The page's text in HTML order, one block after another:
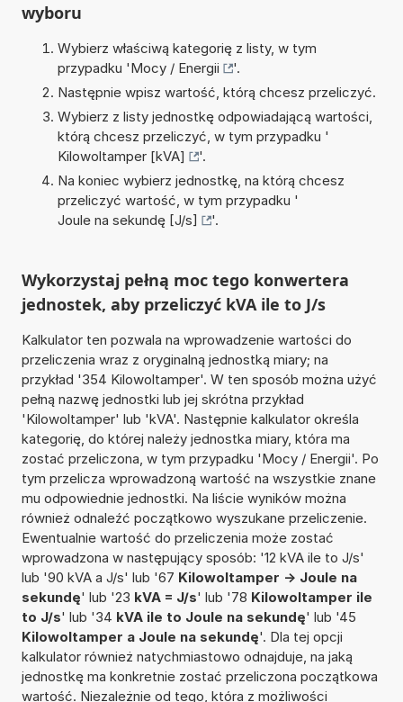
wyboru
Wybierz właściwą kategorię z listy, w tym
przypadku 'Mocy / Energii
'.
Następnie wpisz wartość, którą chcesz przeliczyć.
Wybierz z listy jednostkę odpowiadającą wartości,
którą chcesz przeliczyć, w tym przypadku '
Kilowoltamper [kVA]
'.
Na koniec wybierz jednostkę, na którą chcesz
przeliczyć wartość, w tym przypadku '
Joule na sekundę [J/s]
'.
Wykorzystaj pełną moc tego konwertera
jednostek, aby przeliczyć kVA ile to J/s
Kalkulator ten pozwala na wprowadzenie wartości do
przeliczenia wraz z oryginalną jednostką miary; na
przykład '354 Kilowoltamper'. W ten sposób można użyć
pełną nazwę jednostki lub jej skrótna przykład
'Kilowoltamper' lub 'kVA'. Następnie kalkulator określa
kategorię, do której należy jednostka miary, która ma
zostać przeliczona, w tym przypadku 'Mocy / Energii'. Po
tym przelicza wprowadzoną wartość na wszystkie znane
mu odpowiednie jednostki. Na liście wyników można
również odnaleźć początkowo wyszukane przeliczenie.
Ewentualnie wartość do przeliczenia może zostać
wprowadzona w następujący sposób: '12 kVA ile to J/s'
lub '90 kVA a J/s' lub '67 Kilowoltamper -> Joule na
sekundę' lub '23 kVA = J/s' lub '78 Kilowoltamper ile
to J/s' lub '34 kVA ile to Joule na sekundę' lub '45
Kilowoltamper a Joule na sekundę'. Dla tej opcji
kalkulator również natychmiastowo odnajduje, na jaką
jednostkę ma konkretnie zostać przeliczona początkowa
wartość. Niezależnie od tego, która z możliwości